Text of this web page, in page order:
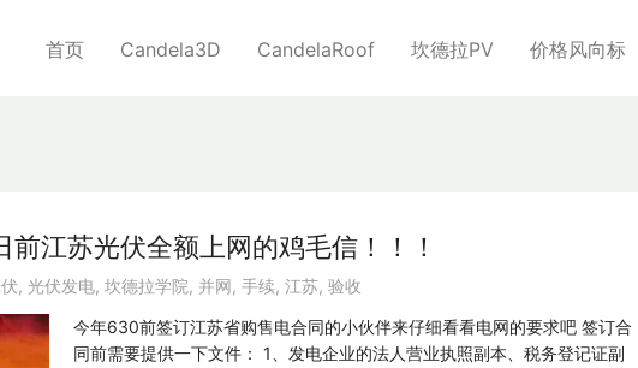
首页 Candela3D CandelaRoof 坎德拉PV 价格风向标
江苏光伏全额上网的鸡毛信！！！
, 光伏发电, 坎德拉学院, 并网, 手续, 江苏, 验收
今年630前签订江苏省购售电合同的小伙伴来仔细看看电网的要求吧 签订合
同前需要提供一下文件： 1、发电企业的法人营业执照副本、税务登记证副